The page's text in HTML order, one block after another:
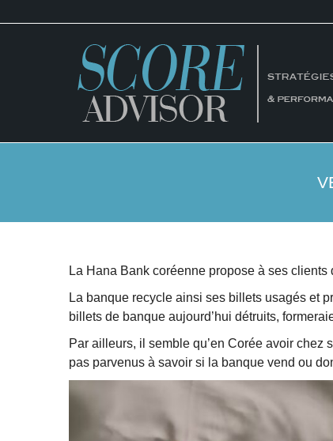
La Hana Bank coréenne propose à ses
La banque recycle ainsi ses billets usagés et
billets de banque aujourd’hui détruits,
Par ailleurs, il semble qu’en Corée avoir chez
pas parvenus à savoir si la banque vend ou